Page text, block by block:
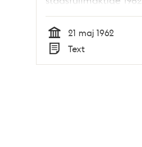
Tid
21 maj 1962
Typ
Text